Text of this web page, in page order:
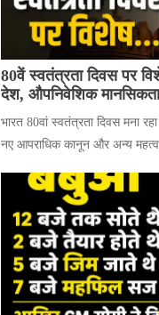
80वें स्वतंत्रता दिवस पर
देश, औपनिवेशिक
भारत 80वां स्वतंत्रता दिवस मना
नए आपराधिक कानून और अन्य